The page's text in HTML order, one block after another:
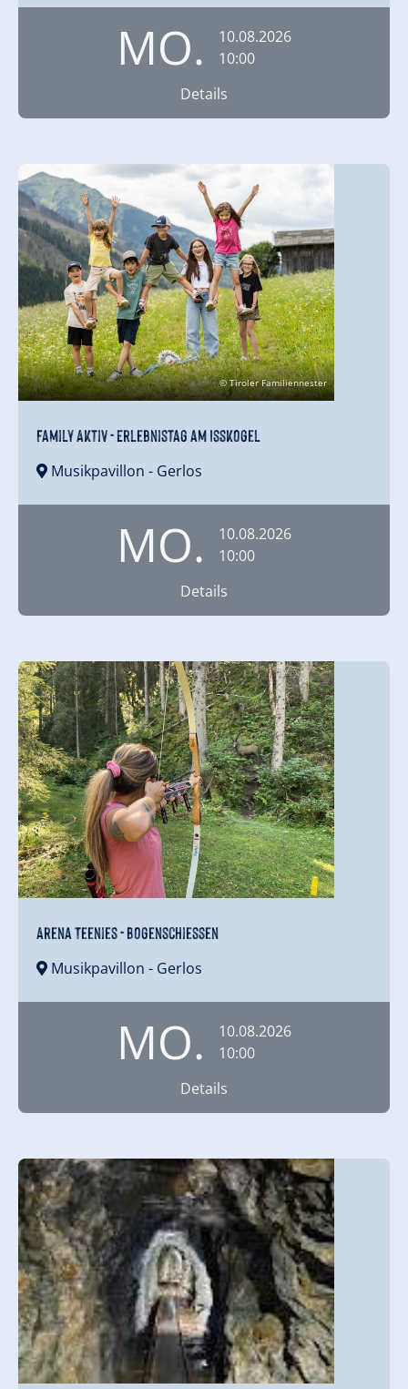
MO.
10.08.2026
10:00
Details
© Tiroler Familiennester
Family Aktiv - Erlebnistag am Isskogel
Musikpavillon - Gerlos
MO.
10.08.2026
10:00
Details
Arena Teenies - Bogenschiessen
Musikpavillon - Gerlos
MO.
10.08.2026
10:00
Details